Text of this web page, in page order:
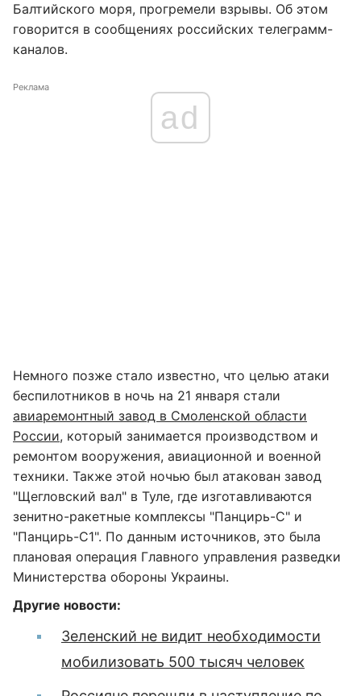
Балтийского моря, прогремели взрывы. Об этом
говорится в сообщениях российских телеграмм-
каналов.
Реклама
ad
Немного позже стало известно, что целью атаки
беспилотников в ночь на 21 января стали
авиаремонтный завод в Смоленской области
России, который занимается производством и
ремонтом вооружения, авиационной и военной
техники. Также этой ночью был атакован завод
"Щегловский вал" в Туле, где изготавливаются
зенитно-ракетные комплексы "Панцирь-С" и
"Панцирь-С1". По данным источников, это была
плановая операция Главного управления разведки
Министерства обороны Украины.
Другие новости:
Зеленский не видит необходимости
мобилизовать 500 тысяч человек